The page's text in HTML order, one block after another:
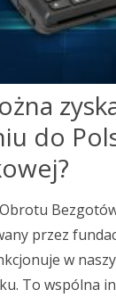
do
przez
w
To wspólna